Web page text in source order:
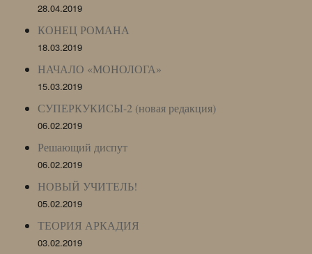
28.04.2019
КОНЕЦ РОМАНА
18.03.2019
НАЧАЛО «МОНОЛОГА»
15.03.2019
СУПЕРКУКИСЫ-2 (новая редакция)
06.02.2019
Решающий диспут
06.02.2019
НОВЫЙ УЧИТЕЛЬ!
05.02.2019
ТЕОРИЯ АРКАДИЯ
03.02.2019